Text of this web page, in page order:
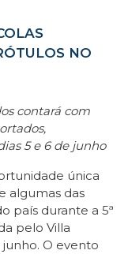
NO
contará com
5 e 6 de junho
única
algumas das
país durante a 5ª
pelo Villa
O evento